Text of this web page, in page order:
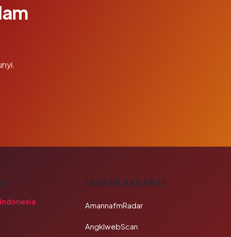
TAUTAN SAHABAT
AmannafmRadar
AngklwebScan